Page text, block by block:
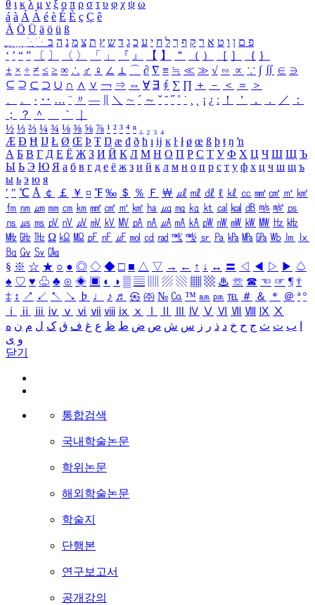
θ ι κ λ μ ν ξ ο π ρ σ τ υ φ χ ψ ω
á à Á À é è É È ç Ç ê
Ä Ö Ü ä ö ü ß
ִֶֹ ֻּ ׁׂ פ ם ן ו ט א ר ק ף ך ל ח י ע כ ג ד ש ץ ת צ מ נ ה ב
‘ ’ “ ” 〔 〕 〈 〉 「 」 『 』 【 】 ＂ （ ） ［ ］ ｛ ｝
± × ÷ ≠ ≤ ≥ ∞ ∴ ♂ ♀ ∠ ⊥ ⌒ ∂ ∇ ≡ ≒ ≪ ≫ √ ∽ ∝ ∵ ∫ ∬ ∈ ∋
⊆ ⊇ ⊂ ⊃ ∪ ∩ ∧ ∨ ￢ ⇒ ⇔ ∀ ∃ ∮ ∑ ∏ ＋ － ＜ ＝
＞
、
。 · ‥ … ¨ 〃 ― ＼ ∼ ´ ～ ˇ ˘ ˝ ˚ ˙ ¸ ¡ ¿ ː ！ ＇ ， ． ／
：
；
？ ＾ ｀
½ ⅓ ⅔ ¼ ¾ ⅛ ⅜ ⅝ ⅞ ¹ ² ³ ⁴ ⁿ ₁ ₂ ₃ ₄
Æ Ð Ħ Ĳ Ł Ø Œ Þ Ŧ Ŋ æ đ ð ħ ı ĳ ĸ ŀ ł ø œ ß þ ŧ ŋ ŉ
А Б В Г Д Е Ё Ж З И Й К Л М Н О П Р С Т У Ф Х Ц Ч Ш Щ Ъ
Ы Ь Э Ю Я а б в г д е ё ж з и й к л м н о п р с т у ф х ц ч ш щ ъ
ы ь э ю я
′ ″ ℃ Å ￠ ￡ ￥ ¤ ℉ ‰ ＄ ％ Ｆ ￦ ㎕ ㎖ ㎗ ℓ ㎘ ㏄ ㎣ ㎤ ㎥ ㎦
㎙ ㎚ ㎛ ㎜ ㎝ ㎞ ㎟ ㎠ ㎡ ㎢ ㏊ ㎍ ㎎ ㎏ ㏏ ㎈ ㎉ ㏈ ㎧ ㎨ ㎰
㎱ ㎲ ㎳ ㎴ ㎵ ㎶ ㎷ ㎸ ㎹ ㎀ ㎁ ㎂ ㎃ ㎄ ㎺ ㎻ ㎽ ㎾ ㎿ ㎐ ㎑
㎒ ㎓ ㎔ Ω ㏀ ㏁ ㎊ ㎋ ㎌ ㏖ ㏅ ㎭ ㎮ ㎯ ㏛ ㎩ ㎪ ㎫ ㎬ ㏝ ㏐
㏓
㏃ ㏉ ㏜ ㏆
§ ※ ☆ ★ ○ ● ◎ ◇ ◆ □ ■ △ ▽ → ← ↑ ↓ ↔ 〓 ◁ ◀ ▷ ▶ ♤
♠ ♡ ♥ ♧ ♣ ⊙ ◈ ▣ ◐ ◑ ▒ ▤ ▨ ▧ ▦ ▩ ♨ ☏ ☎ ☜ ☞ ¶ †
‡ ↕ ↗ ↙ ↖ ↘ ♭ ♩ ♪ ♬ ㉿ ㈜ № ㏇ ™ ㏂ ㏘ ℡ ＃ ＆ ＊ ＠ ª º
ⅰ
ⅱ ⅲ ⅳ ⅴ ⅵ ⅶ ⅷ ⅸ ⅹ Ⅳ Ⅴ Ⅵ Ⅶ Ⅷ Ⅸ Ⅹ
ب ت ث ج ح خ د ذ ر ز س ش ص ض ط ظ ع غ ف ق ک ل م ن ه
و ی
닫기
통합검색
국내학술논문
학위논문
해외학술논문
학술지
단행본
연구보고서
공개강의